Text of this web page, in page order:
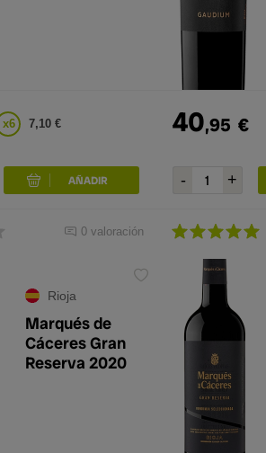
x6 7,10 €
0 valoración
40,95 €
Rioja
Marqués de
Cáceres Gran
Reserva 2020